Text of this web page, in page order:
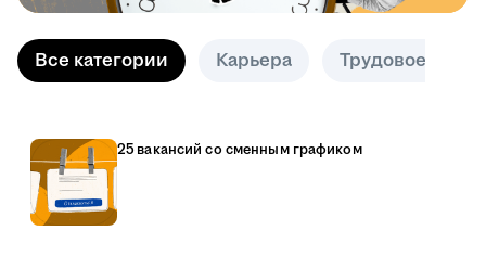
Все категории Карьера Трудовое право
25 вакансий со сменным графиком